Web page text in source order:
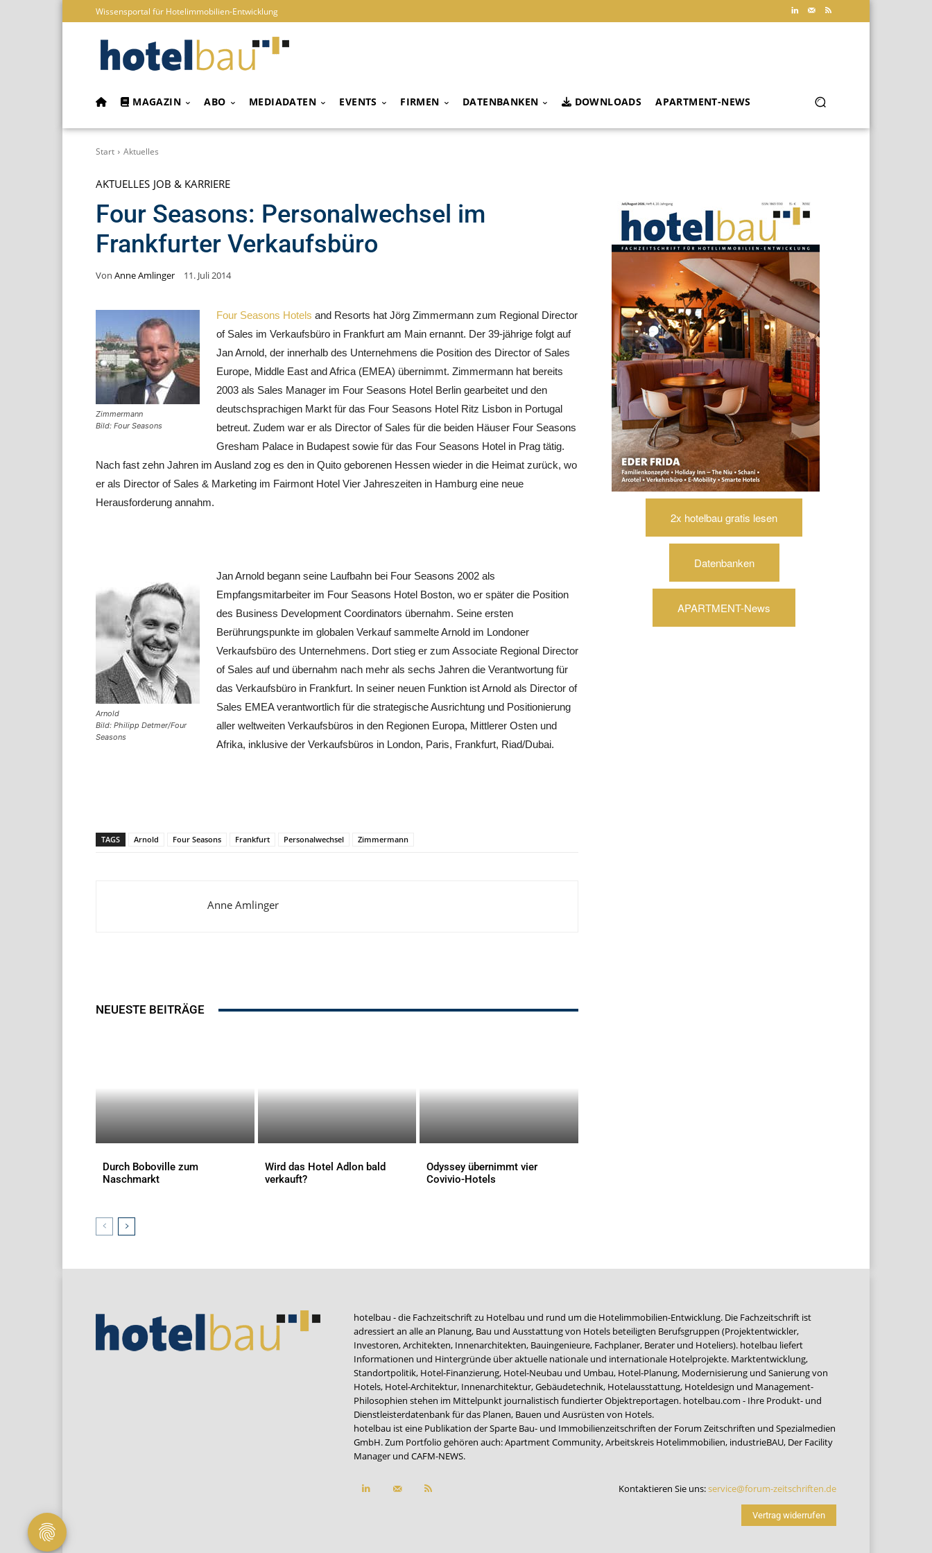
Wissensportal für Hotelimmobilien-Entwicklung
MAGAZIN ABO MEDIADATEN EVENTS FIRMEN DATENBANKEN DOWNLOADS APARTMENT-NEWS
Start Aktuelles
AKTUELLES JOB & KARRIERE
Four Seasons: Personalwechsel im
Frankfurter Verkaufsbüro
Von Anne Amlinger 11. Juli 2014
Zimmermann
Bild: Four Seasons
Four Seasons Hotels and Resorts hat Jörg Zimmermann zum Regional Director
of Sales im Verkaufsbüro in Frankfurt am Main ernannt. Der 39-jährige folgt auf
Jan Arnold, der innerhalb des Unternehmens die Position des Director of Sales
Europe, Middle East and Africa (EMEA) übernimmt. Zimmermann hat bereits
2003 als Sales Manager im Four Seasons Hotel Berlin gearbeitet und den
deutschsprachigen Markt für das Four Seasons Hotel Ritz Lisbon in Portugal
betreut. Zudem war er als Director of Sales für die beiden Häuser Four Seasons
Gresham Palace in Budapest sowie für das Four Seasons Hotel in Prag tätig.
Nach fast zehn Jahren im Ausland zog es den in Quito geborenen Hessen wieder in die Heimat zurück, wo
er als Director of Sales & Marketing im Fairmont Hotel Vier Jahreszeiten in Hamburg eine neue
Herausforderung annahm.
Arnold
Bild: Philipp Detmer/Four
Seasons
Jan Arnold begann seine Laufbahn bei Four Seasons 2002 als
Empfangsmitarbeiter im Four Seasons Hotel Boston, wo er später die Position
des Business Development Coordinators übernahm. Seine ersten
Berührungspunkte im globalen Verkauf sammelte Arnold im Londoner
Verkaufsbüro des Unternehmens. Dort stieg er zum Associate Regional Director
of Sales auf und übernahm nach mehr als sechs Jahren die Verantwortung für
das Verkaufsbüro in Frankfurt. In seiner neuen Funktion ist Arnold als Director of
Sales EMEA verantwortlich für die strategische Ausrichtung und Positionierung
aller weltweiten Verkaufsbüros in den Regionen Europa, Mittlerer Osten und
Afrika, inklusive der Verkaufsbüros in London, Paris, Frankfurt, Riad/Dubai.
TAGS Arnold Four Seasons Frankfurt Personalwechsel Zimmermann
Anne Amlinger
NEUESTE BEITRÄGE
Durch Boboville zum
Naschmarkt
Wird das Hotel Adlon bald
verkauft?
Odyssey übernimmt vier
Covivio-Hotels
2x hotelbau gratis lesen
Datenbanken
APARTMENT-News
hotelbau - die Fachzeitschrift zu Hotelbau und rund um die Hotelimmobilien-Entwicklung. Die Fachzeitschrift ist
adressiert an alle an Planung, Bau und Ausstattung von Hotels beteiligten Berufsgruppen (Projektentwickler,
Investoren, Architekten, Innenarchitekten, Bauingenieure, Fachplaner, Berater und Hoteliers). hotelbau liefert
Informationen und Hintergründe über aktuelle nationale und internationale Hotelprojekte. Marktentwicklung,
Standortpolitik, Hotel-Finanzierung, Hotel-Neubau und Umbau, Hotel-Planung, Modernisierung und Sanierung von
Hotels, Hotel-Architektur, Innenarchitektur, Gebäudetechnik, Hotelausstattung, Hoteldesign und Management-
Philosophien stehen im Mittelpunkt journalistisch fundierter Objektreportagen. hotelbau.com - Ihre Produkt- und
Dienstleisterdatenbank für das Planen, Bauen und Ausrüsten von Hotels.
hotelbau ist eine Publikation der Sparte Bau- und Immobilienzeitschriften der Forum Zeitschriften und Spezialmedien
GmbH. Zum Portfolio gehören auch:Apartment Community,Arbeitskreis Hotelimmobilien, industrieBAU, Der Facility
Manager und CAFM-NEWS.
Kontaktieren Sie uns:service@forum-zeitschriften.de
Vertrag widerrufen